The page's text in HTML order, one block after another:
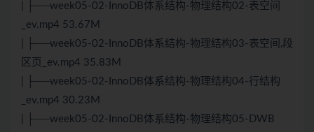
| ├──week05-02-InnoDB体系结构-物理结构02-表空间
_ev.mp4 53.67M
| ├──week05-02-InnoDB体系结构-物理结构03-表空间,段
区页_ev.mp4 35.83M
| ├──week05-02-InnoDB体系结构-物理结构04-行结构
_ev.mp4 30.23M
| ├──week05-02-InnoDB体系结构-物理结构05-DWB